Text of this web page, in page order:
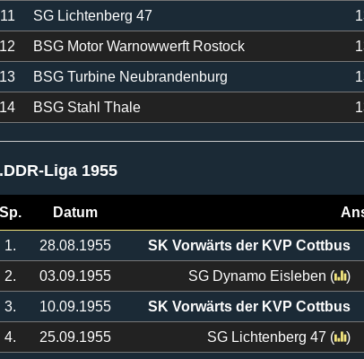
11
SG Lichtenberg 47
12
BSG Motor Warnowwerft Rostock
13
BSG Turbine Neubrandenburg
14
BSG Stahl Thale
Liga 1955
Sp. Datum
1. 28.08.1955 SK Vorwärts der KVP Cottbus
2.
03.09.1955 SG Dynamo Eisleben ( )
3.
10.09.1955 SK Vorwärts der KVP Cottbus
4.
25.09.1955 SG Lichtenberg 47 ( )